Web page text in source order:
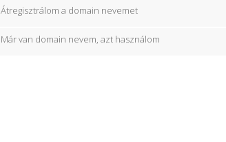
Átregisztrálom a domain nevemet
Már van domain nevem, azt használom